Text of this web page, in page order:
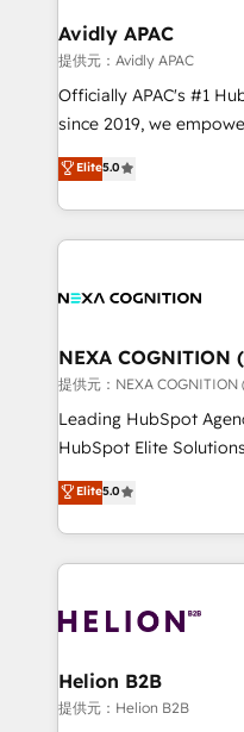
traffic, generates better
revenue goals. We've worked with thousands of
HubSpot customers
too! Clients come to us for: Advanced CRM solutions
HubSpot Data System
to HubSpot New lead
Avidly APAC
提供元：Avidly APAC
Officially APAC's #1
since 2019, we empower businesses in Australia,
New Zealand, and
potential through
implementation. And we deliver best practice across
the whole HubSpot
all businesses, from
the world. Our human approach to digital
transformation is
to grow. And we're
businesses leading the
record migrating
Platforms such as
with attract and retain
business people and
Elite5.0
NEXA COGNITION
提供元：NEXA
Leading HubSpot
HubSpot Elite
ranks in the top 1% of
has been one of the
2012. We empower
potential of HubSpot
bespoke HubSpot
Choose Nexa Cognition? 🚀 HubSpot Expertise:
certified team
Elite5.0
Helion B2B
提供元：Helion B2B